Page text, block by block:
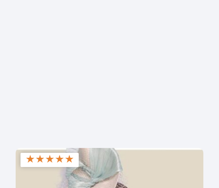
★★★★★